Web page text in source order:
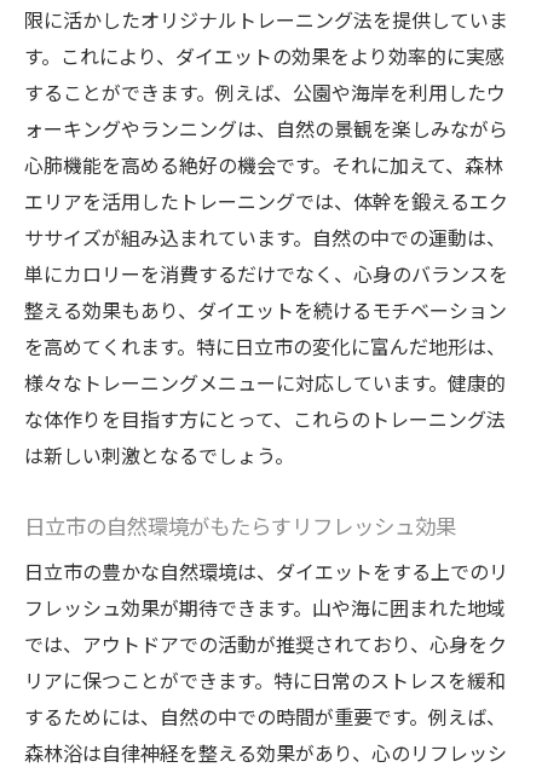
限に活かしたオリジナルトレーニング法を提供していま
す。これにより、ダイエットの効果をより効率的に実感
することができます。例えば、公園や海岸を利用したウ
ォーキングやランニングは、自然の景観を楽しみながら
心肺機能を高める絶好の機会です。それに加えて、森林
エリアを活用したトレーニングでは、体幹を鍛えるエク
ササイズが組み込まれています。自然の中での運動は、
単にカロリーを消費するだけでなく、心身のバランスを
整える効果もあり、ダイエットを続けるモチベーション
を高めてくれます。特に日立市の変化に富んだ地形は、
様々なトレーニングメニューに対応しています。健康的
な体作りを目指す方にとって、これらのトレーニング法
は新しい刺激となるでしょう。
日立市の自然環境がもたらすリフレッシュ効果
日立市の豊かな自然環境は、ダイエットをする上でのリ
フレッシュ効果が期待できます。山や海に囲まれた地域
では、アウトドアでの活動が推奨されており、心身をク
リアに保つことができます。特に日常のストレスを緩和
するためには、自然の中での時間が重要です。例えば、
森林浴は自律神経を整える効果があり、心のリフレッシ